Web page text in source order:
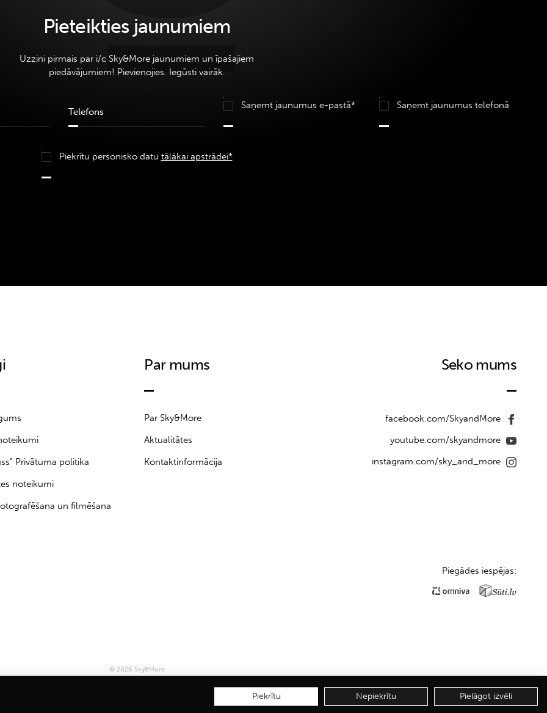
Pieteikties jaunumiem
Uzzini pirmais par i/c Sky&More jaunumiem un īpašajiem
piedāvājumiem! Pievienojies. Iegūsti vairāk.
Saņemt jaunumus e-pastā* Saņemt jaunumus telefonā
Piekrītu personisko datu tālākai apstrādei*
Privātuma politika
noteikumi
un filmēšana
Par mums
Par Sky&More
Aktualitātes
Kontaktinformācija
Seko mums
facebook.com/SkyandMore
youtube.com/skyandmore
instagram.com/sky_and_more
Piegādes iespējas:
© 2026 Sky&More
Piekrītu Nepiekrītu Pielāgot izvēli